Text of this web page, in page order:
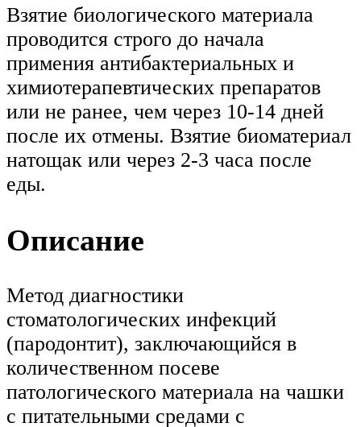
Взятие биологического материала
проводится строго до начала
примения антибактериальных и
химиотерапевтических препаратов
или не ранее, чем через 10-14 дней
после их отмены. Взятие биоматериал
натощак или через 2-3 часа после
еды.
Описание
Метод диагностики
стоматологических инфекций
(пародонтит), заключающийся в
количественном посеве
патологического материала на чашки
с питательными средами с